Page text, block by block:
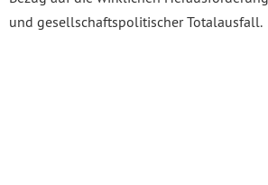
und gesellschaftspolitischer Totalausfall.